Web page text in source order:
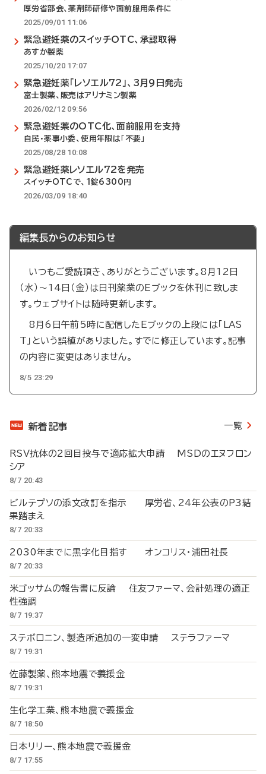
厚労省部会、薬剤師研修や面前服用条件に
2025/09/01 11:06
緊急避妊薬のスイッチOTC、承認取得
あすか製薬
2025/10/20 17:07
緊急避妊薬「レソエル72」、3月9日発売
富士製薬、販売はアリナミン製薬
2026/02/12 09:56
緊急避妊薬のOTC化、面前服用を支持
自民・薬事小委、使用年限は「不要」
2025/08/28 10:08
緊急避妊薬レソエル72を発売
スイッチOTCで、1錠6300円
2026/03/09 18:40
編集長からのお知らせ
いつもご愛読頂き、ありがとうございます。8月12日
（水）～14日（金）は日刊薬業のEブックを休刊に致しま
す。ウェブサイトは随時更新します。
8月6日午前5時に配信したEブックの上段には「LAS
T」という誤植がありました。すでに修正しています。記事
の内容に変更はありません。
8/5 23:29
新着記事 一覧
RSV抗体の2回目投与で適応拡大申請 MSDのエヌフロン
シア
8/7 20:43
ビルテプソの添文改訂を指示 厚労省、24年公表のP3結
果踏まえ
8/7 20:33
2030年までに黒字化目指す オンコリス・浦田社長
8/7 20:33
米ゴッサムの報告書に反論 住友ファーマ、会計処理の適正
性強調
8/7 19:37
ステボロニン、製造所追加の一変申請 ステラファーマ
8/7 19:31
佐藤製薬、熊本地震で義援金
8/7 19:31
生化学工業、熊本地震で義援金
8/7 18:50
日本リリー、熊本地震で義援金
8/7 17:55